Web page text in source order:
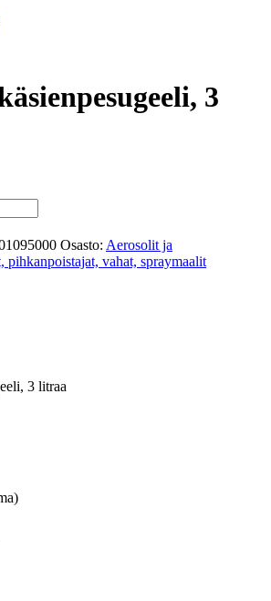
3
Osasto: Aerosolit ja
vahat, spraymaalit
3 litraa